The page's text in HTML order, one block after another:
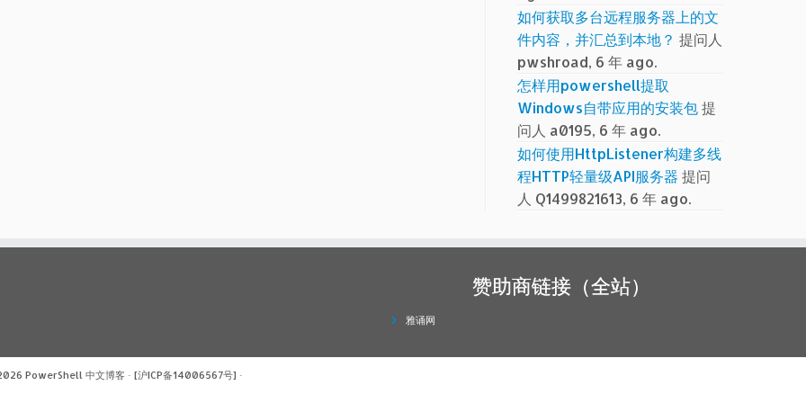
如何获取多台远程服务器上的文
件内容，并汇总到本地？ 提问人
pwshroad, 6 年 ago.
怎样用powershell提取
Windows自带应用的安装包提
问人 a0195, 6 年 ago.
如何使用HttpListener构建多线
程HTTP轻量级API服务器 提问
人 Q1499821613, 6 年 ago.
赞助商链接（全站）
雅诵网
PowerShell 中文博客 · [沪ICP备14006567号] ·